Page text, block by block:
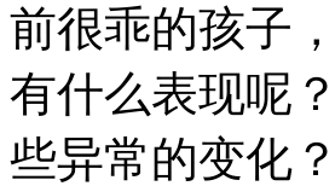
前很乖的孩子
有什么表现呢
些异常的变化